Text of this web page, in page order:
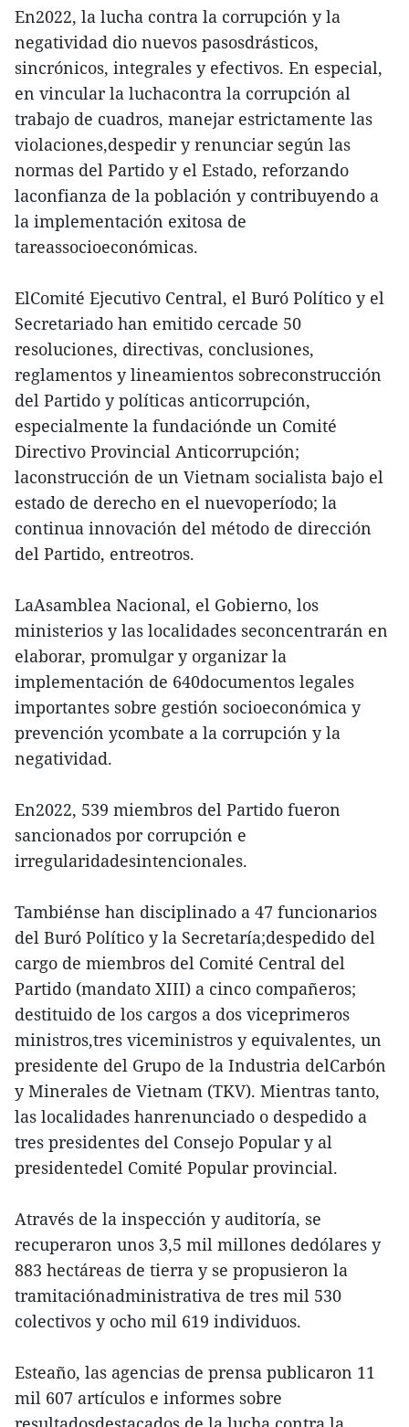
En2022, la lucha contra la corrupción y la
negatividad dio nuevos pasosdrásticos,
sincrónicos, integrales y efectivos. En especial,
en vincular la luchacontra la corrupción al
trabajo de cuadros, manejar estrictamente las
violaciones,despedir y renunciar según las
normas del Partido y el Estado, reforzando
laconfianza de la población y contribuyendo a
la implementación exitosa de
tareassocioeconómicas.
ElComité Ejecutivo Central, el Buró Político y el
Secretariado han emitido cercade 50
resoluciones, directivas, conclusiones,
reglamentos y lineamientos sobreconstrucción
del Partido y políticas anticorrupción,
especialmente la fundaciónde un Comité
Directivo Provincial Anticorrupción;
laconstrucción de un Vietnam socialista bajo el
estado de derecho en el nuevoperíodo; la
continua innovación del método de dirección
del Partido, entreotros.
LaAsamblea Nacional, el Gobierno, los
ministerios y las localidades seconcentrarán en
elaborar, promulgar y organizar la
implementación de 640documentos legales
importantes sobre gestión socioeconómica y
prevención ycombate a la corrupción y la
negatividad.
En2022, 539 miembros del Partido fueron
sancionados por corrupción e
irregularidadesintencionales.
Tambiénse han disciplinado a 47 funcionarios
del Buró Político y la Secretaría;despedido del
cargo de miembros del Comité Central del
Partido (mandato XIII) a cinco compañeros;
destituido de los cargos a dos viceprimeros
ministros,tres viceministros y equivalentes, un
presidente del Grupo de la Industria delCarbón
y Minerales de Vietnam (TKV). Mientras tanto,
las localidades hanrenunciado o despedido a
tres presidentes del Consejo Popular y al
presidentedel Comité Popular provincial.
Através de la inspección y auditoría, se
recuperaron unos 3,5 mil millones dedólares y
883 hectáreas de tierra y se propusieron la
tramitaciónadministrativa de tres mil 530
colectivos y ocho mil 619 individuos.
Esteaño, las agencias de prensa publicaron 11
mil 607 artículos e informes sobre